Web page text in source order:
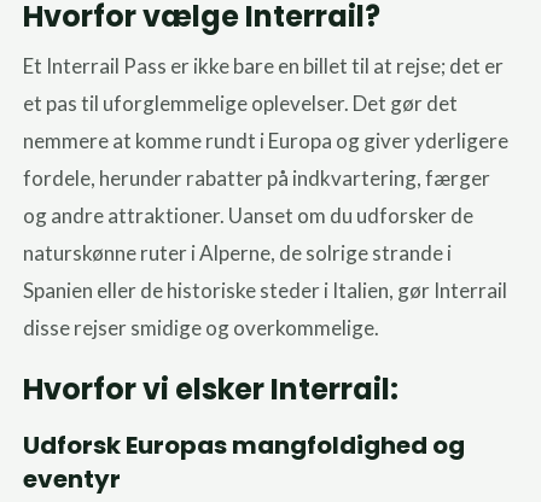
Hvorfor vælge Interrail?
Et Interrail Pass er ikke bare en billet til at rejse; det er
et pas til uforglemmelige oplevelser. Det gør det
nemmere at komme rundt i Europa og giver yderligere
fordele, herunder rabatter på indkvartering, færger
og andre attraktioner. Uanset om du udforsker de
naturskønne ruter i Alperne, de solrige strande i
Spanien eller de historiske steder i Italien, gør Interrail
disse rejser smidige og overkommelige.
Hvorfor vi elsker Interrail:
Udforsk Europas mangfoldighed og
eventyr